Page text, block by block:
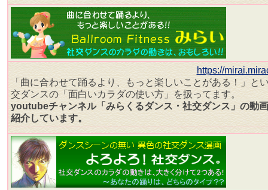
https://
「曲に合わせて踊るより、もっと楽しいことがある！」と
交ダンスの「面白いカラダの使い方」を扱ってます。
youtubeチャンネル「みらくるダンス・社交ダンス」の動
紹介しています。